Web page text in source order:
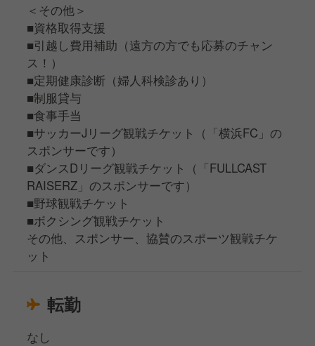
＜その他＞
■資格取得支援
■引越し費用補助（遠方の方でも応募のチャン
ス！）
■定期健康診断（婦人科検診あり）
■制服貸与
■食事手当
■サッカーJリーグ観戦チケット（「横浜FC」の
スポンサーです）
■ダンスDリーグ観戦チケット（「FULLCAST
RAISERZ」のスポンサーです）
■野球観戦チケット
■ボクシング観戦チケット
その他、スポンサー、協賛のスポーツ観戦チケ
ット
転勤
なし